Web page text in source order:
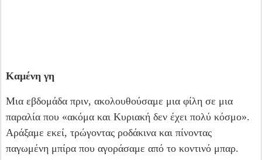
Καμένη γη
Μια εβδομάδα πριν, ακολουθούσαμε μια φίλη σε μια
παραλία που «ακόμα και Κυριακή δεν έχει πολύ κόσμο».
Αράξαμε εκεί, τρώγοντας ροδάκινα και πίνοντας
παγωμένη μπίρα που αγοράσαμε από το κοντινό μπαρ.